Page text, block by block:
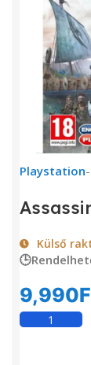
Playstation-
Külső
9,990